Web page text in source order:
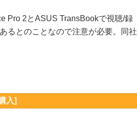
Pro 2とASUS TransBookで視聴/録
るとのことなので注意が必要。同社
入]